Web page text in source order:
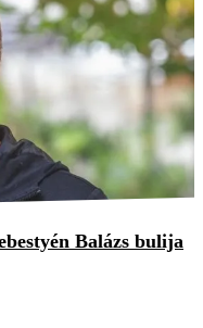
Balázs bulija